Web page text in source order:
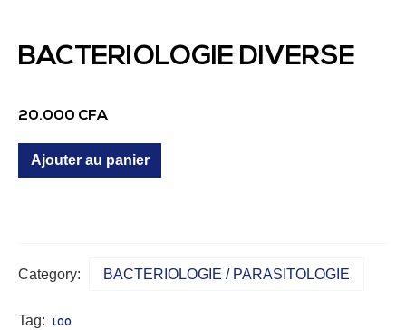
BACTERIOLOGIE DIVERSE
20.000 CFA
Ajouter au panier
Category: BACTERIOLOGIE / PARASITOLOGIE
Tag: 100